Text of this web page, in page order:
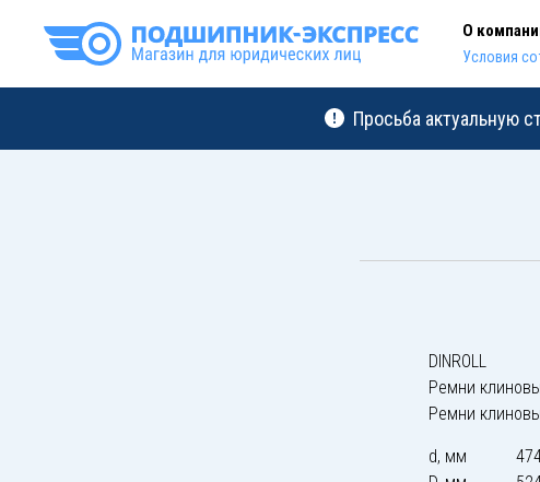
О
Условия
Просьба актуальную
DINROLL
Ремни
Ремни
d, мм